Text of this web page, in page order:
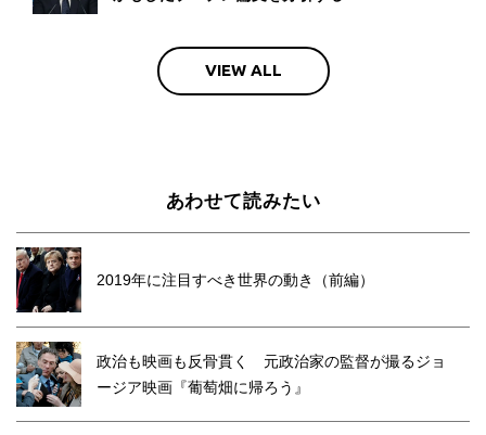
VIEW ALL
あわせて読みたい
2019年に注目すべき世界の動き（前編）
政治も映画も反骨貫く 元政治家の監督が撮るジョ
ージア映画『葡萄畑に帰ろう』